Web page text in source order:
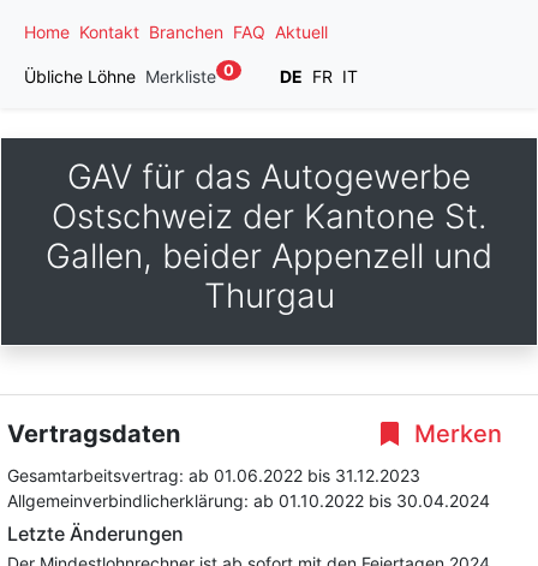
Home Kontakt Branchen FAQ Aktuell
Übliche Löhne Merkliste 0 DE FR IT
GAV für das Autogewerbe
Ostschweiz der Kantone St.
Gallen, beider Appenzell und
Thurgau
Merken
Vertragsdaten
Gesamtarbeitsvertrag: ab 01.06.2022 bis 31.12.2023
Allgemeinverbindlicherklärung: ab 01.10.2022 bis 30.04.2024
Letzte Änderungen